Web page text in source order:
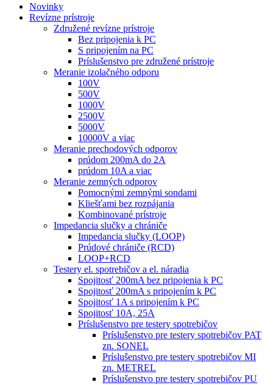
Novinky
Revízne prístroje
Združené revízne prístroje
Bez pripojenia k PC
S pripojením na PC
Príslušenstvo pre združené prístroje
Meranie izolačného odporu
100V
500V
1000V
2500V
5000V
10000V a viac
Meranie prechodových odporov
prúdom 200mA do 2A
prúdom 10A a viac
Meranie zemných odporov
Pomocnými zemnými sondami
Kliešťami bez rozpájania
Kombinované prístroje
Impedancia slučky a chrániče
Impedancia slučky (LOOP)
Prúdové chrániče (RCD)
LOOP+RCD
Testery el. spotrebičov a el. náradia
Spojitosť 200mA bez pripojenia k PC
Spojitosť 200mA s pripojením k PC
Spojitosť 1A s pripojením k PC
Spojitosť 10A, 25A
Príslušenstvo pre testery spotrebičov
Príslušenstvo pre testery spotrebičov PAT
zn. SONEL
Príslušenstvo pre testery spotrebičov MI
zn. METREL
Príslušenstvo pre testery spotrebičov PU